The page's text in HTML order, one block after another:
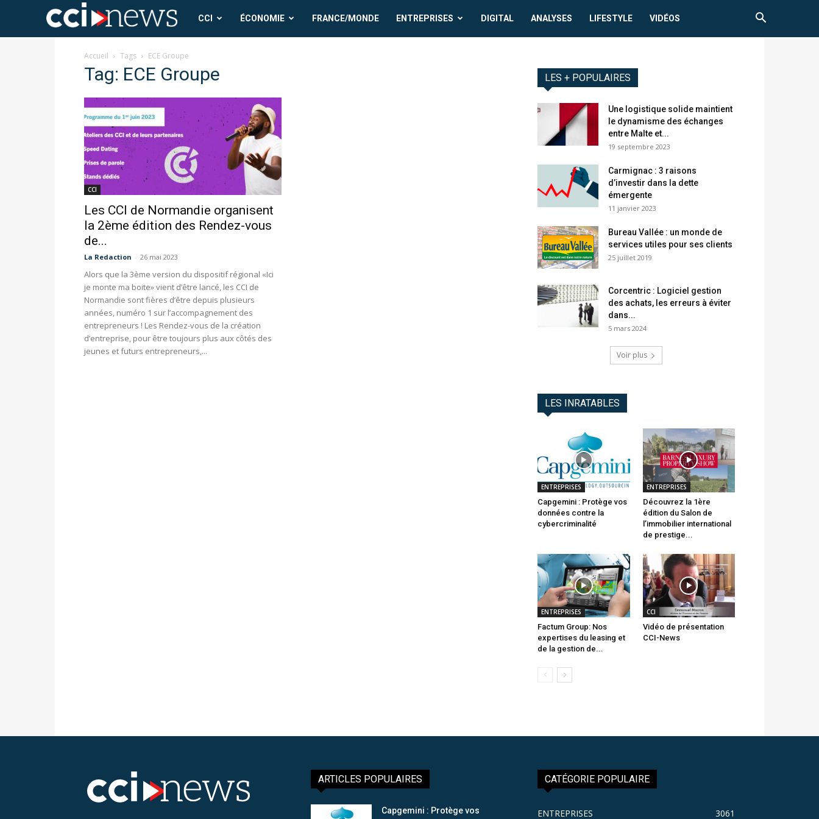
CCICCI ÉCONOMIE FRANCE/MONDE ENTREPRISES DIGITAL ANALYSES LIFESTYLE VIDÉOS
Accueil Tags ECE Groupe
Tag: ECE Groupe
CCI
Les CCI de Normandie organisent
la 2ème édition des Rendez-vous
de...
La Redaction - 26 mai 2023
Alors que la 3ème version du dispositif régional «Ici
je monte ma boite» vient d’être lancé, les CCI de
Normandie sont fières d’être depuis plusieurs
années, numéro 1 sur l’accompagnement des
entrepreneurs ! Les Rendez-vous de la création
d’entreprise, pour être toujours plus aux côtés des
jeunes et futurs entrepreneurs,...
LES + POPULAIRES
Une logistique solide maintient
le dynamisme des échanges
entre Malte et...
19 septembre 2023
Carmignac : 3 raisons
d’investir dans la dette
émergente
11 janvier 2023
Bureau Vallée : un monde de
services utiles pour ses clients
25 juillet 2019
Corcentric : Logiciel gestion
des achats, les erreurs à éviter
dans...
5 mars 2024
Voir plus
LES INRATABLES
ENTREPRISES
Capgemini : Protège vos
données contre la
cybercriminalité
ENTREPRISES
Découvrez la 1ère
édition du Salon de
l’immobilier international
de prestige...
ENTREPRISES
Factum Group: Nos
expertises du leasing et
de la gestion de...
CCI
Vidéo de présentation
CCI-News
ARTICLES POPULAIRES
Capgemini : Protège vos
CATÉGORIE POPULAIRE
ENTREPRISES 3061